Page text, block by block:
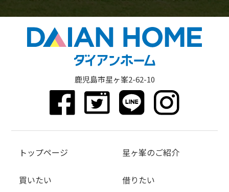
鹿児島市星ヶ峯2-62-10
トップページ 星ヶ峯のご紹介
買いたい 借りたい